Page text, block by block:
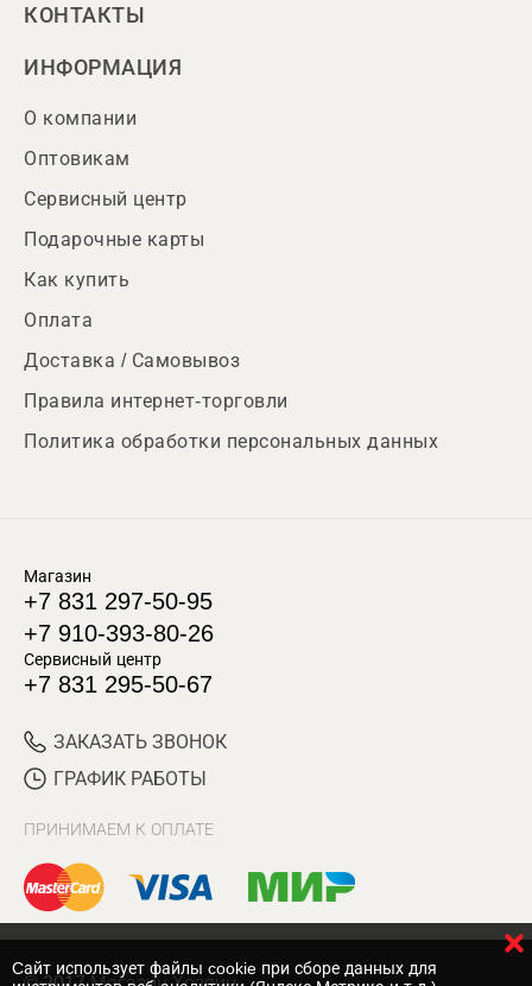
КОНТАКТЫ
ИНФОРМАЦИЯ
О компании
Оптовикам
Сервисный центр
Подарочные карты
Как купить
Оплата
Доставка / Самовывоз
Правила интернет-торговли
Политика обработки персональных данных
Магазин
+7 831 297-50-95
+7 910-393-80-26
Сервисный центр
+7 831 295-50-67
ЗАКАЗАТЬ ЗВОНОК
ГРАФИК РАБОТЫ
ПРИНИМАЕМ К ОПЛАТЕ
Cайт использует файлы cookie при сборе данных для